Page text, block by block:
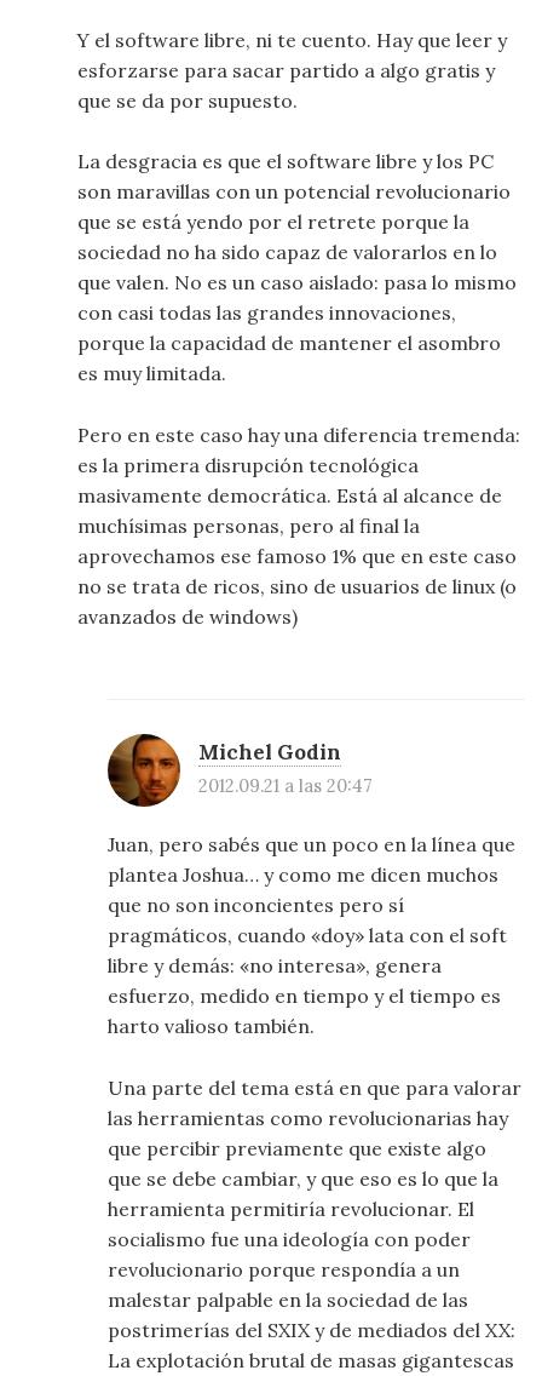
Y el software libre, ni te cuento. Hay que leer y
esforzarse para sacar partido a algo gratis y
que se da por supuesto.
La desgracia es que el software libre y los PC
son maravillas con un potencial revolucionario
que se está yendo por el retrete porque la
sociedad no ha sido capaz de valorarlos en lo
que valen. No es un caso aislado: pasa lo mismo
con casi todas las grandes innovaciones,
porque la capacidad de mantener el asombro
es muy limitada.
Pero en este caso hay una diferencia tremenda:
es la primera disrupción tecnológica
masivamente democrática. Está al alcance de
muchísimas personas, pero al final la
aprovechamos ese famoso 1% que en este caso
no se trata de ricos, sino de usuarios de linux (o
avanzados de windows)
Michel Godin
2012.09.21 a las 20:47
Juan, pero sabés que un poco en la línea que
plantea Joshua… y como me dicen muchos
que no son inconcientes pero sí
pragmáticos, cuando «doy» lata con el soft
libre y demás: «no interesa», genera
esfuerzo, medido en tiempo y el tiempo es
harto valioso también.
Una parte del tema está en que para valorar
las herramientas como revolucionarias hay
que percibir previamente que existe algo
que se debe cambiar, y que eso es lo que la
herramienta permitiría revolucionar. El
socialismo fue una ideología con poder
revolucionario porque respondía a un
malestar palpable en la sociedad de las
postrimerías del SXIX y de mediados del XX:
La explotación brutal de masas gigantescas